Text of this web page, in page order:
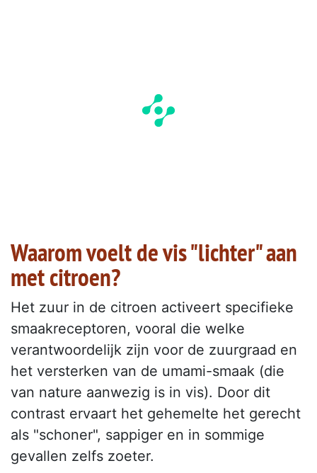
Waarom voelt de vis "lichter" aan
met citroen?
Het zuur in de citroen activeert specifieke
smaakreceptoren, vooral die welke
verantwoordelijk zijn voor de zuurgraad en
het versterken van de umami-smaak (die
van nature aanwezig is in vis). Door dit
contrast ervaart het gehemelte het gerecht
als "schoner", sappiger en in sommige
gevallen zelfs zoeter.